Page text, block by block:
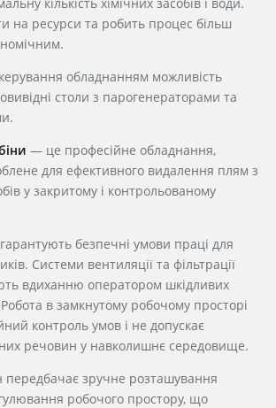
на ресурси та робить процес більш
обладнанням можливість
столи з парогенераторами та
— це професійне обладнання,
для ефективного видалення плям з
у закритому і контрольованому
безпечні умови праці для
Системи вентиляції та фільтрації
вдиханню оператором шкідливих
в замкнутому робочому просторі
контроль умов і не допускає
речовин у навколишнє середовище.
передбачає зручне розташування
робочого простору, що